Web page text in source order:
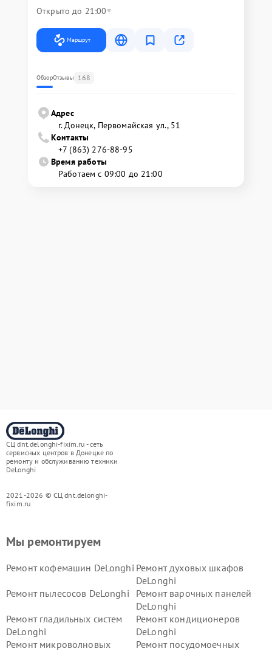
Открыто до 21:00
Маршрут
ОбзорОтзывы 168
Адрес
г. Донецк, Первомайская ул., 51
Контакты
+7 (863) 276-88-95
Время работы
Работаем с 09:00 до 21:00
СЦ dnt.delonghi-fixim.ru - сеть
сервисных центров в Донецке по
ремонту и обслуживанию техники
DeLonghi
2021-2026 © СЦ dnt.delonghi-
fixim.ru
Мы ремонтируем
Ремонт кофемашин DeLonghi Ремонт духовых шкафов
DeLonghi
Ремонт пылесосов DeLonghi
Ремонт варочных панелей
DeLonghi
Ремонт гладильных систем
DeLonghi
Ремонт кондиционеров
DeLonghi
Ремонт микроволновых
Ремонт посудомоечных